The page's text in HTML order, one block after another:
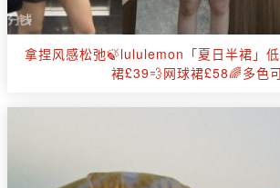
拿捏风感松弛🍃lululemon「夏日半裙」
裙£39💨网球裙£58🌈多色